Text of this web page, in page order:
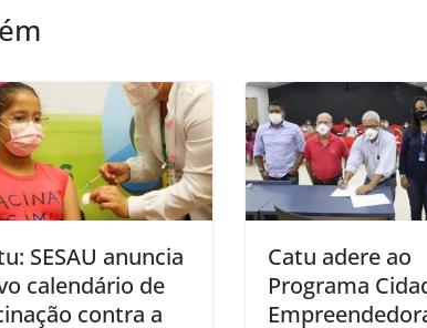
SESAU anuncia
calendário de
contra a
Catu adere ao
Programa